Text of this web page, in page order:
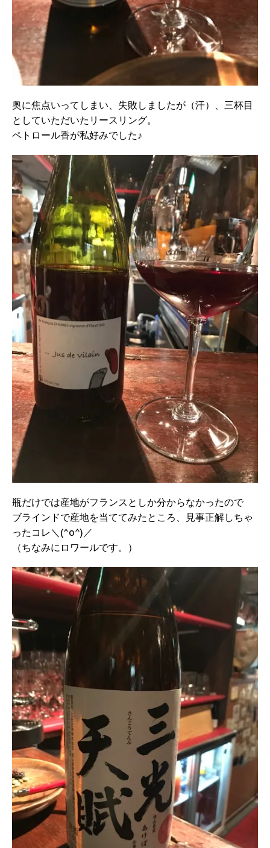
奥に焦点いってしまい、失敗しましたが（汗）、三杯目
としていただいたリースリング。
ペトロール香が私好みでした♪
瓶だけでは産地がフランスとしか分からなかったので
ブラインドで産地を当ててみたところ、見事正解しちゃ
ったコレ＼(^o^)／
（ちなみにロワールです。）